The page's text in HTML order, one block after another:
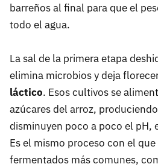
barreños al final para que el
todo el agua.
La sal de la primera etapa
elimina microbios y deja
láctico. Esos cultivos se
azúcares del arroz,
disminuyen poco a poco el pH,
Es el mismo proceso con el
fermentados más comunes,